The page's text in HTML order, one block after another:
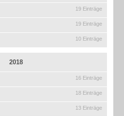
19 Einträge
19 Einträge
10 Einträge
2018
16 Einträge
18 Einträge
13 Einträge